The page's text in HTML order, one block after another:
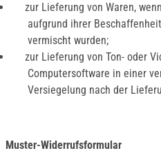
zur Lieferung von Waren,
aufgrund ihrer
vermischt wurden;
zur Lieferung von Ton- oder
Computersoftware in einer
Versiegelung nach der
Muster-Widerrufsformular